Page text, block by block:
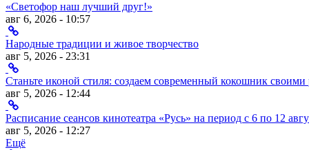
«Светофор наш лучший друг!»
авг 6, 2026 - 10:57
Народные традиции и живое творчество
авг 5, 2026 - 23:31
Станьте иконой стиля: создаем современный кокошник своими
авг 5, 2026 - 12:44
Расписание сеансов кинотеатра «Русь» на период с 6 по 12
авг 5, 2026 - 12:27
Ещё